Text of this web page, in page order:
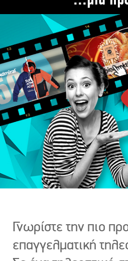
Γνωρίστε την πιο
επαγγελματική